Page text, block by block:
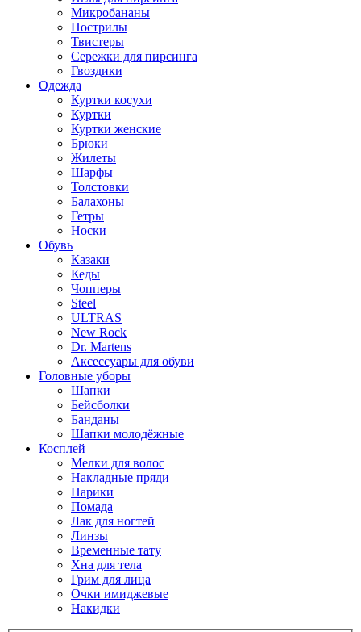
Микробананы
Нострилы
Твистеры
Сережки для пирсинга
Гвоздики
Одежда
Куртки косухи
Куртки
Куртки женские
Брюки
Жилеты
Шарфы
Толстовки
Балахоны
Гетры
Носки
Обувь
Казаки
Кеды
Чопперы
Steel
ULTRAS
New Rock
Dr. Martens
Аксессуары для обуви
Головные уборы
Шапки
Бейсболки
Банданы
Шапки молодёжные
Косплей
Мелки для волос
Накладные пряди
Парики
Помада
Лак для ногтей
Линзы
Временные тату
Хна для тела
Грим для лица
Очки имиджевые
Накидки